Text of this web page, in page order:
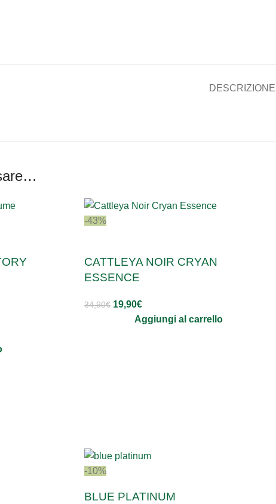
DESCRIZIONE
-43%
CATTLEYA NOIR CRYAN
ESSENCE
34,90€ 19,90€
Aggiungi al carrello
-10%
BLUE PLATINUM